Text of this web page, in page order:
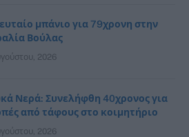
μπάνιο για 79χρονη στην
Βούλας
2026
Νερά: Συνελήφθη 40χρονος για
από τάφους στο κοιμητήριο
2026